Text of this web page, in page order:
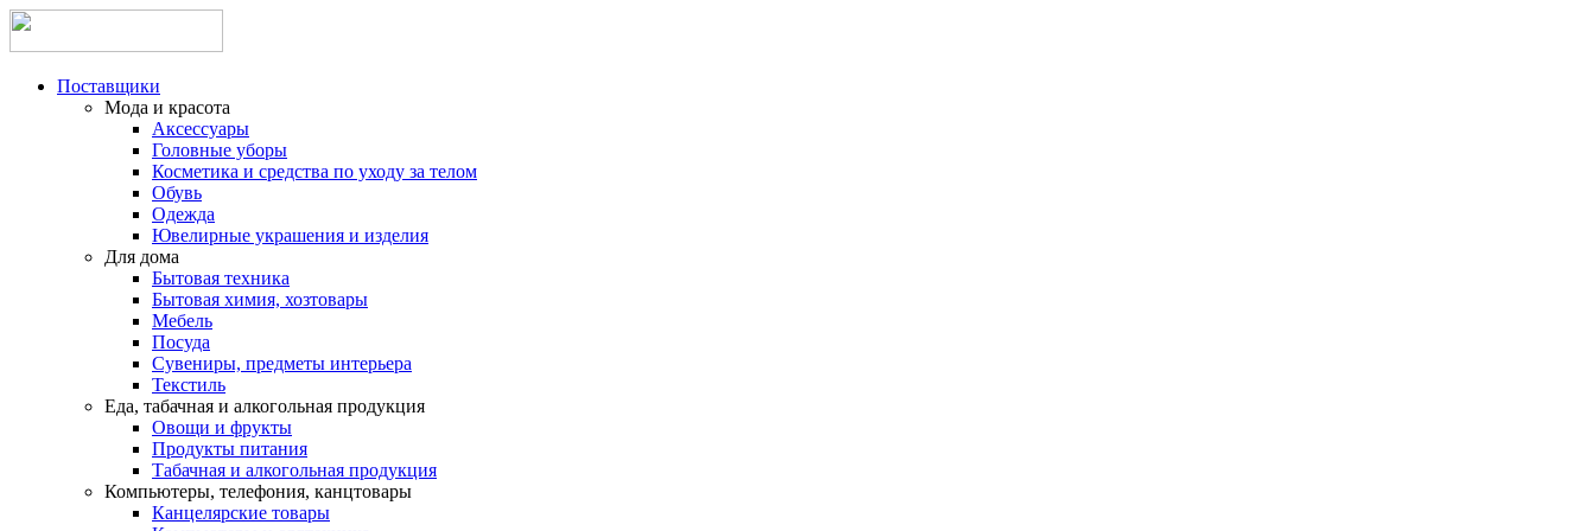
Поставщики
Мода и красота
Аксессуары
Головные уборы
Косметика и средства по уходу за телом
Обувь
Одежда
Ювелирные украшения и изделия
Для дома
Бытовая техника
Бытовая химия, хозтовары
Мебель
Посуда
Сувениры, предметы интерьера
Текстиль
Еда, табачная и алкогольная продукция
Овощи и фрукты
Продукты питания
Табачная и алкогольная продукция
Компьютеры, телефония, канцтовары
Канцелярские товары